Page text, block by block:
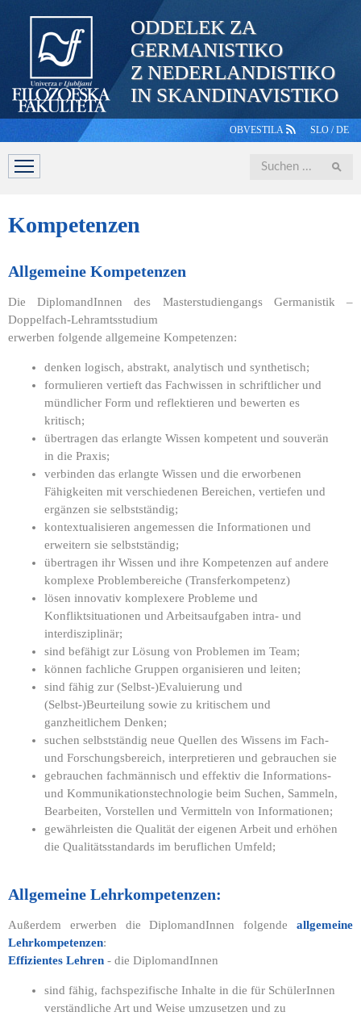
ODDELEK ZA
GERMANISTIKO
Z NEDERLANDISTIKO
IN SKANDINAVISTIKO
OBVESTILA SLO /DE
ABTEILUNG STUDIERENDE
Iskanje
Kompetenzen
Allgemeine Kompetenzen
Die DiplomandInnen des Masterstudiengangs Germanistik –
Doppelfach-Lehramtsstudium
erwerben folgende allgemeine Kompetenzen:
denken logisch, abstrakt, analytisch und synthetisch;
formulieren vertieft das Fachwissen in schriftlicher und
mündlicher Form und reflektieren und bewerten es
kritisch;
übertragen das erlangte Wissen kompetent und souverän
in die Praxis;
verbinden das erlangte Wissen und die erworbenen
Fähigkeiten mit verschiedenen Bereichen, vertiefen und
ergänzen sie selbstständig;
kontextualisieren angemessen die Informationen und
erweitern sie selbstständig;
übertragen ihr Wissen und ihre Kompetenzen auf andere
komplexe Problembereiche (Transferkompetenz)
lösen innovativ komplexere Probleme und
Konfliktsituationen und Arbeitsaufgaben intra- und
interdisziplinär;
sind befähigt zur Lösung von Problemen im Team;
können fachliche Gruppen organisieren und leiten;
sind fähig zur (Selbst-)Evaluierung und
(Selbst-)Beurteilung sowie zu kritischem und
ganzheitlichem Denken;
suchen selbstständig neue Quellen des Wissens im Fach-
und Forschungsbereich, interpretieren und gebrauchen sie
gebrauchen fachmännisch und effektiv die Informations-
und Kommunikationstechnologie beim Suchen, Sammeln,
Bearbeiten, Vorstellen und Vermitteln von Informationen;
gewährleisten die Qualität der eigenen Arbeit und erhöhen
die Qualitätsstandards im beruflichen Umfeld;
Allgemeine Lehrkompetenzen:
Außerdem erwerben die DiplomandInnen folgende allgemeine
Lehrkompetenzen:
Effizientes Lehren - die DiplomandInnen
sind fähig, fachspezifische Inhalte in die für SchülerInnen
verständliche Art und Weise umzusetzen und zu